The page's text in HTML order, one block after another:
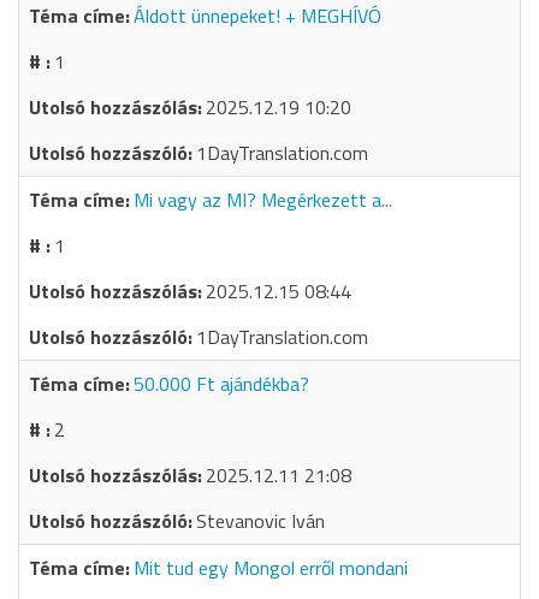
Áldott ünnepeket! + MEGHÍVÓ
1
2025.12.19 10:20
1DayTranslation.com
Mi vagy az MI? Megérkezett a...
1
2025.12.15 08:44
1DayTranslation.com
50.000 Ft ajándékba?
2
2025.12.11 21:08
Stevanovic Iván
Mit tud egy Mongol erről mondani